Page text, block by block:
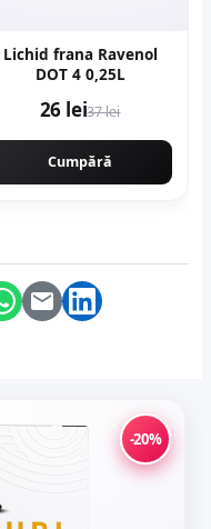
Lichid frana Ravenol
DOT 4 0,25L
26 lei37 lei
Cumpără
-20%